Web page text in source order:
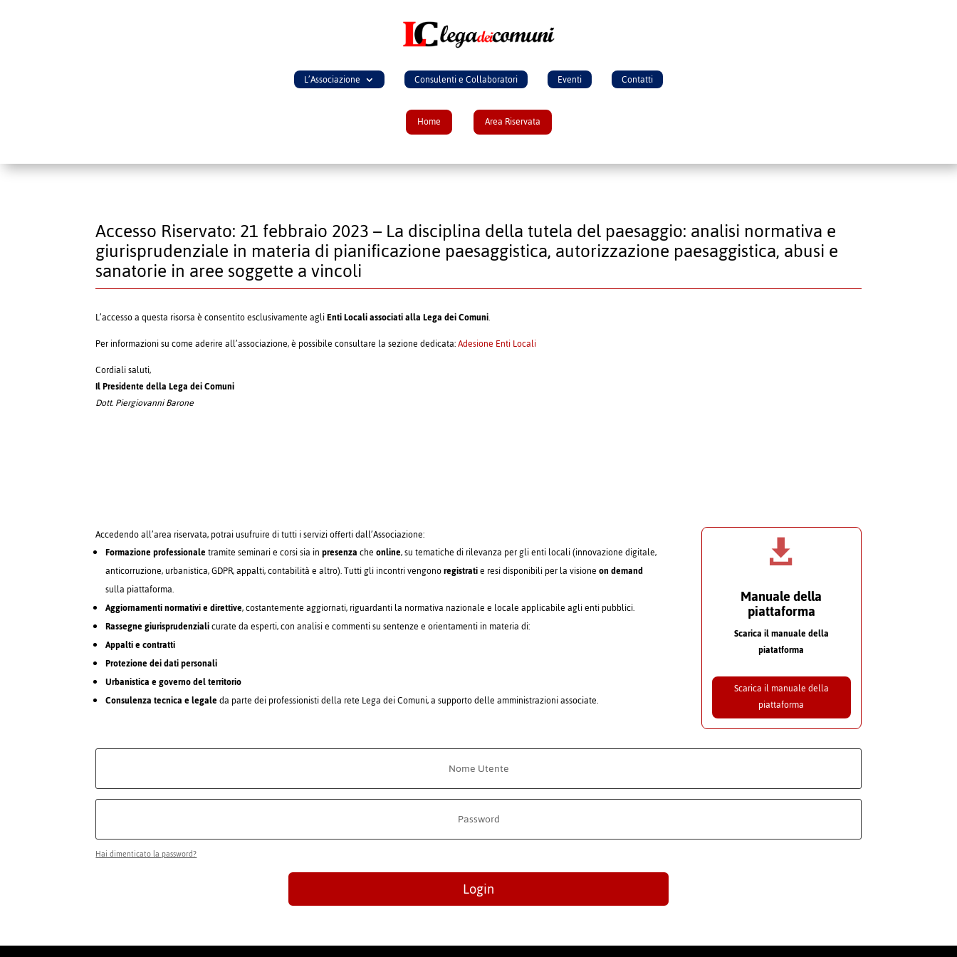
L’Associazione Consulenti e Collaboratori Eventi Contatti
Home Area Riservata
Accesso Riservato: 21 febbraio 2023 – La disciplina della tutela del paesaggio: analisi normativa e
giurisprudenziale in materia di pianificazione paesaggistica, autorizzazione paesaggistica, abusi e
sanatorie in aree soggette a vincoli
L’accesso a questa risorsa è consentito esclusivamente agliEnti Locali associati alla Lega dei Comuni.
Per informazioni su come aderire all’associazione, è possibile consultare la sezione dedicata:Adesione Enti Locali
Cordiali saluti,
Il Presidente della Lega dei Comuni
Dott. Piergiovanni Barone
Accedendo all’area riservata, potrai usufruire di tutti i servizi offerti dall’Associazione:
Formazione professionaletramite seminari e corsi sia inpresenzacheonline, su tematiche di rilevanza per gli enti locali (innovazione digitale,
anticorruzione, urbanistica, GDPR, appalti, contabilità e altro). Tutti gli incontri vengonoregistratie resi disponibili per la visioneon demand
sulla piattaforma.
Aggiornamenti normativi e direttive, costantemente aggiornati, riguardanti la normativa nazionale e locale applicabile agli enti pubblici.
Rassegne giurisprudenzialicurate da esperti, con analisi e commenti su sentenze e orientamenti in materia di:
Appalti e contratti
Protezione dei dati personali
Urbanistica e governo del territorio
Consulenza tecnica e legaleda parte dei professionisti della rete Lega dei Comuni, a supporto delle amministrazioni associate.

Manuale della
piattaforma
Scarica il manuale della
piatatforma
Scarica il manuale della
piattaforma
Hai dimenticato la password?
Login